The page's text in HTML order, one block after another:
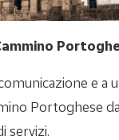
e a
Portoghese
servizi.